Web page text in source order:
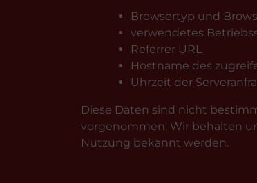
Browsertyp und
verwendetes
Referrer URL
Hostname des
Uhrzeit der
Diese Daten sind nicht
vorgenommen. Wir behalten
Nutzung bekannt werden.